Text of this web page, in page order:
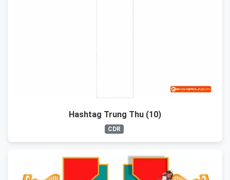
Hashtag Trung Thu (10)
CDR